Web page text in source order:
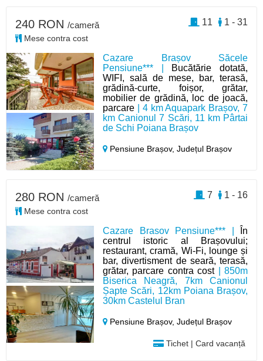
Cazare Brașov Săcele
Pensiune*** | Bucătărie dotată,
WIFI, sală de mese, bar, terasă,
grădină-curte, foișor, grătar,
mobilier de grădină, loc de joacă,
parcare | 4 km Aquapark Brașov, 7
km Canionul 7 Scări, 11 km Pârtai
de Schi Poiana Brașov
Pensiune Brașov,Județul Brașov
240 RON /cameră
Mese contra cost
1 - 31
11
Cazare Brasov Pensiune*** |
În
centrul istoric al Brașovului;
restaurant, cramă, Wi-Fi, lounge și
bar, divertisment de seară, terasă,
grătar, parcare contra cost| 850m
Biserica Neagră, 7km Canionul
Șapte Scări, 12km Poiana Brașov,
30km Castelul Bran
Pensiune Brașov,Județul Brașov
Tichet | Card vacanță
280 RON /cameră
Mese contra cost
1 - 16
7